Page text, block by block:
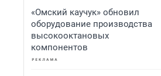
«Омский каучук» обновил
оборудование производства
высокооктановых
компонентов